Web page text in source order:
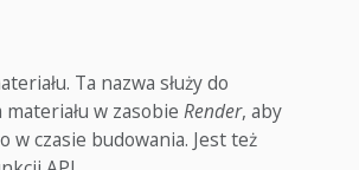
Ta nazwa służy do
materiału w zasobieRender, aby
w czasie budowania. Jest też